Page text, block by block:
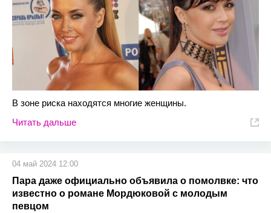
В зоне риска находятся многие женщины.
Читать дальше
04 май 2024 12:00
Пара даже официально объявила о помолвке: что
известно о романе Мордюковой с молодым
певцом